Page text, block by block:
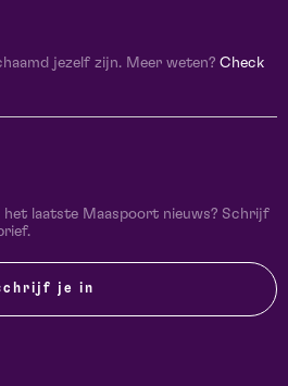
jezelf zijn. Meer weten? Check
laatste Maaspoort nieuws? Schrijf
je in